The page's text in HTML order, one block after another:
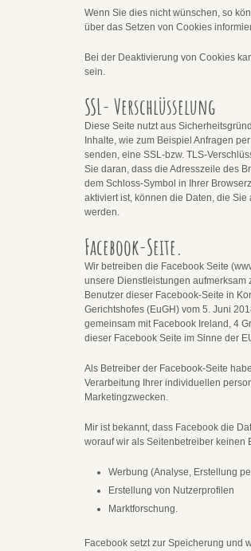
Wenn Sie dies nicht wünschen, so
über das Setzen von Cookies
Bei der Deaktivierung von Cookies
sein.
SSL- Verschlüsselung
Diese Seite nutzt aus
Inhalte, wie zum Beispiel Anfragen
senden, eine SSL-bzw. TLS-
Sie daran, dass die Adresszeile des
dem Schloss-Symbol in Ihrer
aktiviert ist, können die Daten, die
werden.
Facebook-Seite.
Wir betreiben die Facebook Seite
unsere Dienstleistungen aufmerksam
Benutzer dieser Facebook-Seite in
Gerichtshofes (EuGH) vom 5. Juni
gemeinsam mit Facebook Ireland, 4
dieser Facebook Seite im Sinne der
Als Betreiber der Facebook-Seite
Verarbeitung Ihrer individuellen
Marketingzwecken.
Mir ist bekannt, dass Facebook die
worauf wir als Seitenbetreiber keinen
Werbung (Analyse, Erstellung
Erstellung von Nutzerprofilen
Marktforschung.
Facebook setzt zur Speicherung und